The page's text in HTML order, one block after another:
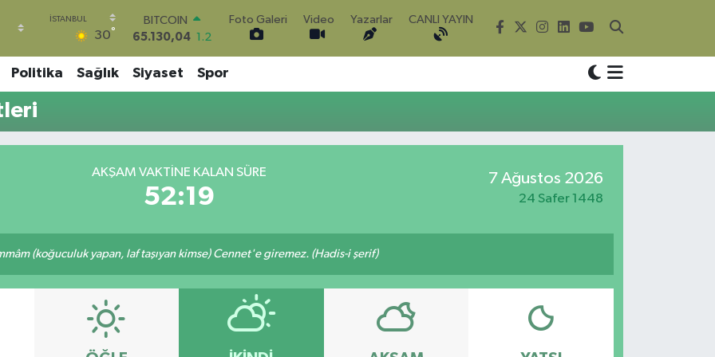
30°
BITCOIN
65.130,04 1.2
DOLAR
47,7106
0.17
6618.49 2.12
BİST100
13.773
-19
Foto Galeri Video Yazarlar CANLI YAYIN
Politika Sağlık Siyaset Spor
AKŞAM VAKTINE KALAN SÜRE
52:19
7 Ağustos 2026
24 Safer 1448
(koğuculuk yapan, laf taşıyan kimse) Cennet'e giremez. (Hadis-i şerif)